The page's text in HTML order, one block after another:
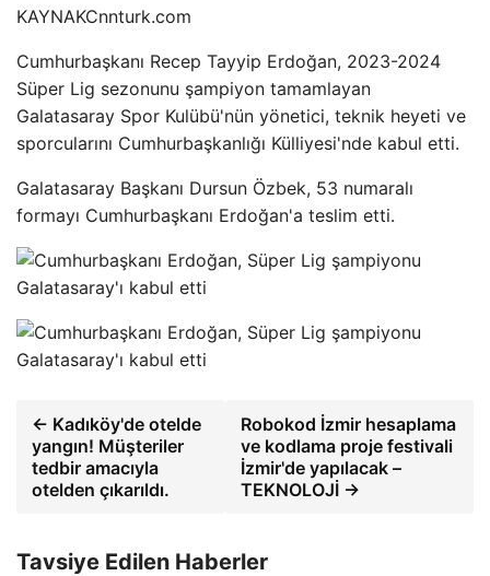
KAYNAKCnnturk.com
Cumhurbaşkanı Recep Tayyip Erdoğan, 2023-2024
Süper Lig sezonunu şampiyon tamamlayan
Galatasaray Spor Kulübü'nün yönetici, teknik heyeti ve
sporcularını Cumhurbaşkanlığı Külliyesi'nde kabul etti.
Galatasaray Başkanı Dursun Özbek, 53 numaralı
formayı Cumhurbaşkanı Erdoğan'a teslim etti.
← Kadıköy'de otelde
yangın! Müşteriler
tedbir amacıyla
otelden çıkarıldı.
Robokod İzmir hesaplama
ve kodlama proje festivali
İzmir'de yapılacak –
TEKNOLOJİ →
Tavsiye Edilen Haberler